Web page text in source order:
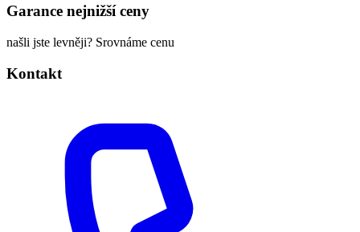
Garance nejnižší ceny
našli jste levněji? Srovnáme cenu
Kontakt